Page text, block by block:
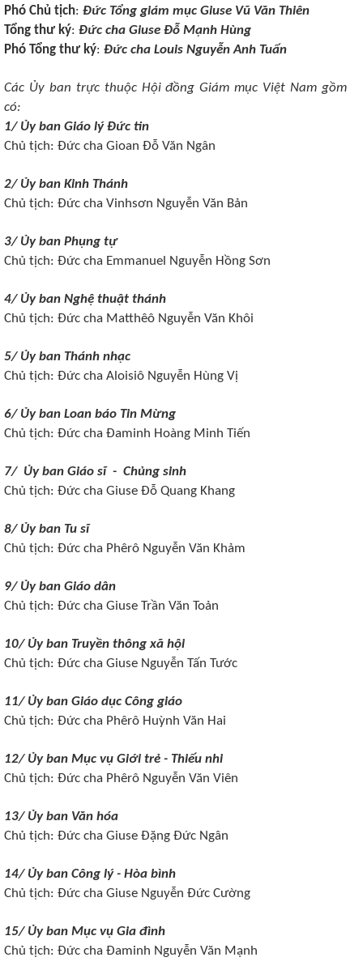
Phó Chủ tịch: Đức Tổng giám mục Giuse Vũ Văn Thiên
Tổng thư ký: Đức cha Giuse Đỗ Mạnh Hùng
Phó Tổng thư ký: Đức cha Louis Nguyễn Anh Tuấn
Các Ủy ban trực thuộc Hộiđồng Giámmục Việt Nam gồm
có:
1/ Ủy ban Giáo lý Đức tin
Chủ tịch: Đức cha Gioan Đỗ Văn Ngân
2/ Ủy ban Kinh Thánh
Chủ tịch: Đức cha Vinhsơn Nguyễn Văn Bản
3/ Ủy ban Phụng tự
Chủ tịch: Đức cha Emmanuel Nguyễn Hồng Sơn
4/ Ủy ban Nghệ thuật thánh
Chủ tịch: Đức cha Matthêô Nguyễn Văn Khôi
5/ Ủy ban Thánh nhạc
Chủ tịch: Đức cha Aloisiô Nguyễn Hùng Vị
6/ Ủy ban Loan báo Tin Mừng
Chủ tịch: Đức cha Đaminh Hoàng Minh Tiến
7/ Ủy ban Giáo sĩ - Chủng sinh
Chủ tịch: Đức cha Giuse Đỗ Quang Khang
8/ Ủy ban Tu sĩ
Chủ tịch: Đức cha Phêrô Nguyễn Văn Khảm
9/ Ủy ban Giáo dân
Chủ tịch: Đức cha Giuse Trần Văn Toản
10/ Ủy ban Truyền thông xã hội
Chủ tịch: Đức cha Giuse Nguyễn Tấn Tước
11/ Ủy ban Giáo dục Công giáo
Chủ tịch: Đức cha Phêrô Huỳnh Văn Hai
12/ Ủy ban Mục vụ Giới trẻ - Thiếu nhi
Chủ tịch: Đức cha Phêrô Nguyễn Văn Viên
13/ Ủy ban Văn hóa
Chủ tịch: Đức cha Giuse Đặng Đức Ngân
14/ Ủy ban Công lý - Hòa bình
Chủ tịch: Đức cha Giuse Nguyễn Đức Cường
15/ Ủy ban Mục vụ Gia đình
Chủ tịch: Đức cha Đaminh Nguyễn Văn Mạnh